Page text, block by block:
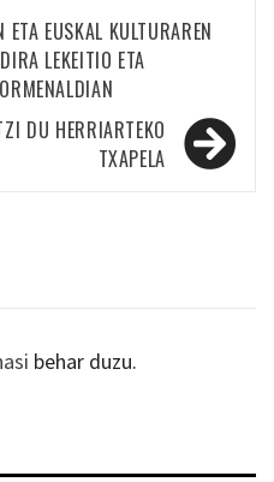
ETA EUSKAL KULTURAREN
LEKEITIO ETA
DU HERRIARTEKO
TXAPELA
behar duzu.